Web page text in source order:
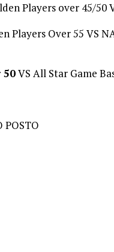
Players over 45/50
Players Over 55 VS
50VS All Star Game
POSTO